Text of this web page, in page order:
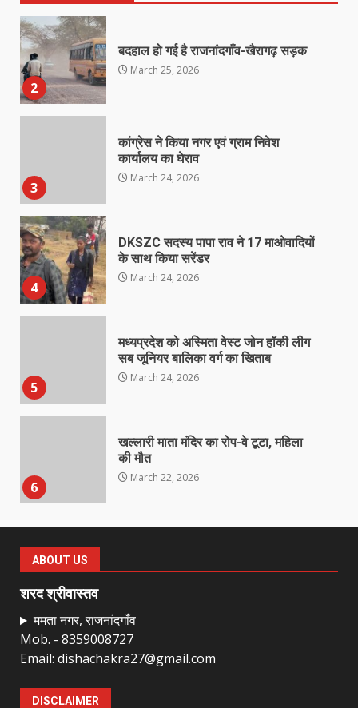
2
बदहाल हो गई है राजनांदगाँव-खैरागढ़ सड़क
March 25, 2026
3
कांग्रेस ने किया नगर एवं ग्राम निवेश
कार्यालय का घेराव
March 24, 2026
4
DKSZC सदस्य पापा राव ने 17 माओवादियों
के साथ किया सरेंडर
March 24, 2026
5
मध्यप्रदेश को अस्मिता वेस्ट जोन हॉकी लीग
सब जूनियर बालिका वर्ग का खिताब
March 24, 2026
6
खल्लारी माता मंदिर का रोप-वे टूटा, महिला
की मौत
March 22, 2026
7
1
नाबालिक के प्रसव मामले में फरार आरोपी के
संबंध में इनाम की उद्घोषना
ABOUT US
शरद श्रीवास्तव
ममता नगर, राजनांदगाँव
Mob. - 8359008727
Email: dishachakra27@gmail.com
DISCLAIMER